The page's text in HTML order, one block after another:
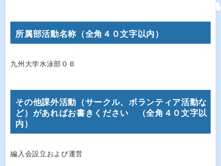
所属部活動名称（全角４０文字以内）
九州大学水泳部ＯＢ
その他課外活動（サークル、ボランティア活動な
ど）があればお書きください （全角４０文字以
内）
編入会設立および運営